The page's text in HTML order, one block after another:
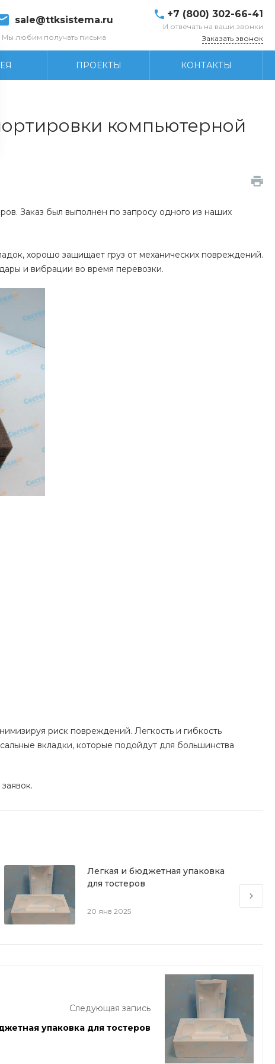
sale@ttksistema.ru
Мы любим получать письма
+7 (800) 302-66-41
И отвечать на ваши звонки
Заказать звонок
ПРОЕКТЫ КОНТАКТЫ
компьютерной
Заказ был выполнен по запросу одного из наших
хорошо защищает груз от механических повреждений.
и вибрации во время перевозки.
риск повреждений. Легкость и гибкость
вкладки, которые подойдут для большинства
Легкая и бюджетная упаковка
для тостеров
20 янв 2025
Следующая запись
упаковка для тостеров